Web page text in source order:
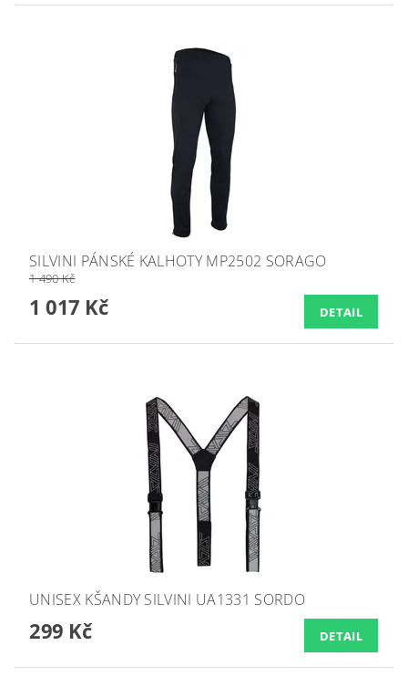
SILVINI PÁNSKÉ KALHOTY MP2502 SORAGO
1 490 Kč
1 017 Kč DETAIL
UNISEX KŠANDY SILVINI UA1331 SORDO
299 Kč DETAIL